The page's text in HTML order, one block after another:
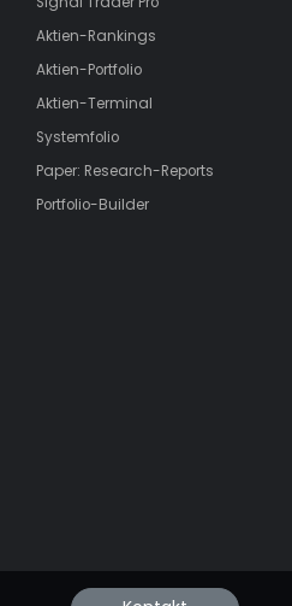
Aktien-Rankings
Aktien-Portfolio
Aktien-Terminal
Systemfolio
Paper: Research-Reports
Portfolio-Builder